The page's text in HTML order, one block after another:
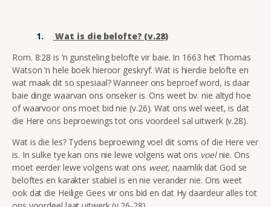
Wat is die belofte? (v.28)
Rom. 8:28 is ‘n gunsteling belofte vir baie. In 1663 het Thomas
Watson ‘n hele boek hieroor geskryf. Wat is hierdie belofte en
wat maak dit so spesiaal? Wanneer ons beproef word, is daar
baie dinge waarvan ons onseker is. Ons weet bv. nie altyd hoe
of waarvoor ons moet bid nie (v.26). Wat ons wel weet, is dat
die Here ons beproewings tot ons voordeel sal uitwerk (v.28).
Wat is die les? Tydens beproewing voel dit soms of die Here ver
is. In sulke tye kan ons nie lewe volgens wat ons voelnie. Ons
moet eerder lewe volgens wat ons weet,naamlik dat God se
beloftes en karakter stabiel is en nie verander nie. Ons weet
ook dat die Heilige Gees vir ons bid en dat Hy daardeur alles tot